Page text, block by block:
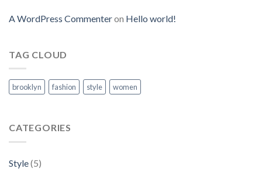
A WordPress Commenteron Hello world!
TAG CLOUD
brooklyn fashion style women
CATEGORIES
Style(5)